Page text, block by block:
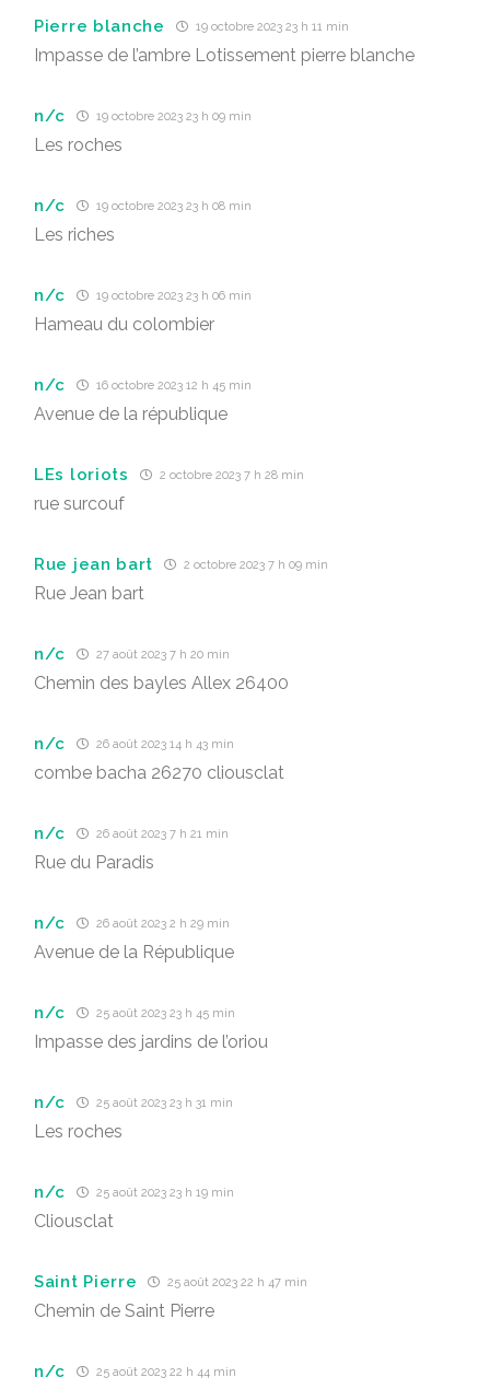
Pierre blanche 19 octobre 2023 23 h 11 min
Impasse de l’ambre Lotissement pierre blanche
n/c 19 octobre 2023 23 h 09 min
Les roches
n/c 19 octobre 2023 23 h 08 min
Les riches
n/c 19 octobre 2023 23 h 06 min
Hameau du colombier
n/c 16 octobre 2023 12 h 45 min
Avenue de la république
LEs loriots 2 octobre 2023 7 h 28 min
rue surcouf
Rue jean bart 2 octobre 2023 7 h 09 min
Rue Jean bart
n/c 27 août 2023 7 h 20 min
Chemin des bayles Allex 26400
n/c 26 août 2023 14 h 43 min
combe bacha 26270 cliousclat
n/c 26 août 2023 7 h 21 min
Rue du Paradis
n/c 26 août 2023 2 h 29 min
Avenue de la République
n/c 25 août 2023 23 h 45 min
Impasse des jardins de l’oriou
n/c 25 août 2023 23 h 31 min
Les roches
n/c 25 août 2023 23 h 19 min
Cliousclat
Saint Pierre 25 août 2023 22 h 47 min
Chemin de Saint Pierre
n/c 25 août 2023 22 h 44 min